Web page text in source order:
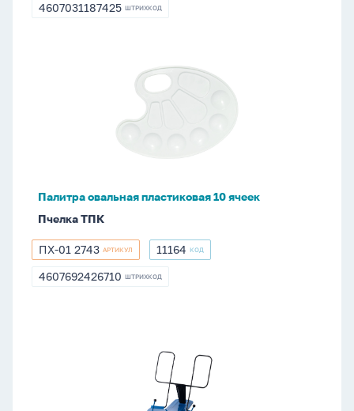
4607031187425
4607031187425 ШТРИХКОД
Палитра овальная пластиковая 10 ячеек
Пчелка ТПК
ПХ-01
2743
ПХ-01 2743 АРТИКУЛ 11164
11164 КОД
4607692426710
4607692426710 ШТРИХКОД